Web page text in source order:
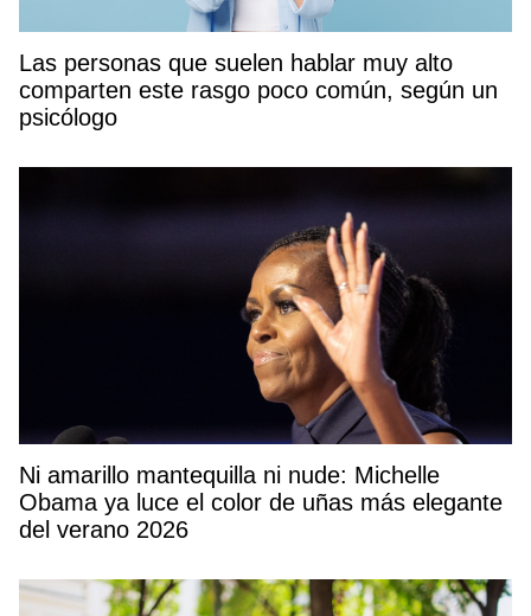
Las personas que suelen hablar muy alto
comparten este rasgo poco común, según un
psicólogo
Ni amarillo mantequilla ni nude: Michelle
Obama ya luce el color de uñas más elegante
del verano 2026